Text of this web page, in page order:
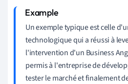
Un exemple typique est celle
technologique qui a réussi à
l'intervention d'un Business
permis à l'entreprise de
tester le marché et finalement